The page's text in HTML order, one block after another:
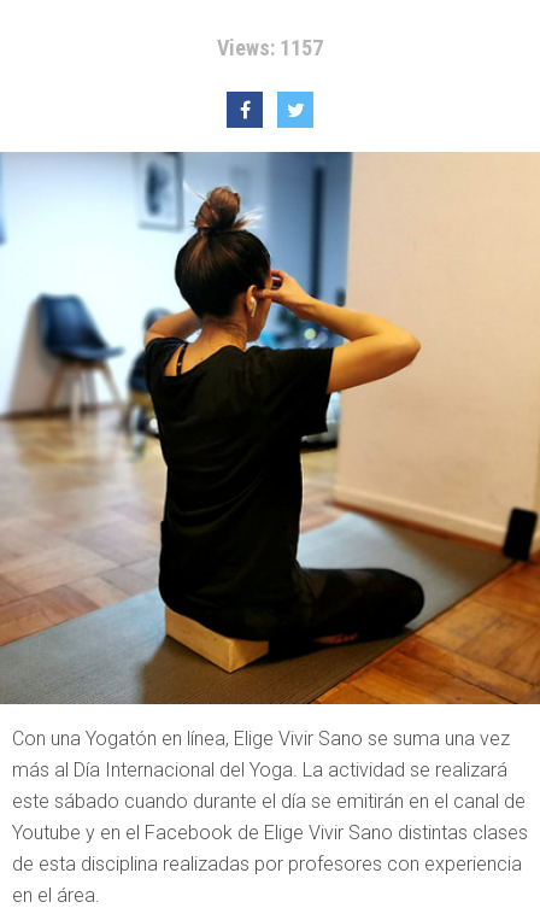
Views: 1157
Con una Yogatón en línea, Elige Vivir Sano se suma una vez
más al Día Internacional del Yoga. La actividad se realizará
este sábado cuando durante el día se emitirán en el canal de
Youtube y en el Facebook de Elige Vivir Sano distintas clases
de esta disciplina realizadas por profesores con experiencia
en el área.